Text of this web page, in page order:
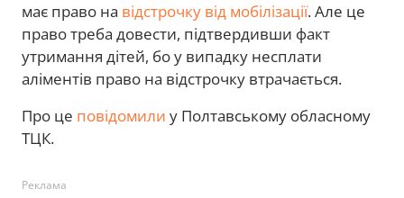
має право на відстрочку від мобілізації. Але це
право треба довести, підтвердивши факт
утримання дітей, бо у випадку несплати
аліментів право на відстрочку втрачається.
Про це повідомили у Полтавському обласному
ТЦК.
Реклама